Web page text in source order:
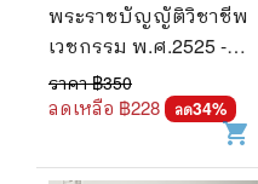
พระราชบัญญัติวิชาชีพ
เวชกรรม พ.ศ.2525 -
สำนักงานเลขาธิการ
แพทยสภา
ราคา ฿350
ลดเหลือ ฿228 ลด34%
shopping_cart